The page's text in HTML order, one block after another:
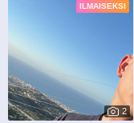
ILMAISEKSI
2